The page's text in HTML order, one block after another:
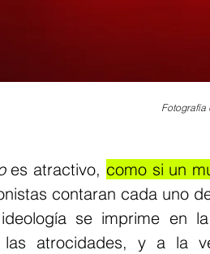
Fotografía
es atractivo, como si un
contaran cada uno
se imprime en
las atrocidades, y a la